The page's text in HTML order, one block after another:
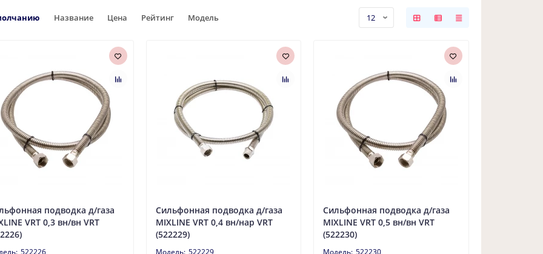
Название Цена Рейтинг Модель
подводка д/газа
VRT 0,3 вн/вн VRT
522226
Сильфонная подводка д/газа
MIXLINE VRT 0,4 вн/нар VRT
(522229)
522229
Сильфонная подводка д/газа
MIXLINE VRT 0,5 вн/вн VRT
(522230)
522230